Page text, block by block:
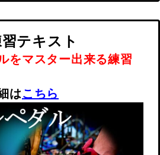
テキスト
をマスター出来る練習
はこちら